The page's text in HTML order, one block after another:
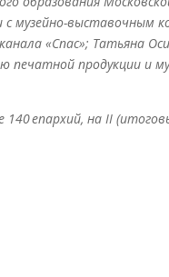
с музейно-выставочным
«Спас»; Татьяна
печатной продукции и
140 епархий, на II